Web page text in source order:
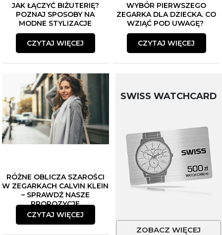
JAK ŁĄCZYĆ BIŻUTERIĘ?
POZNAJ SPOSOBY NA
MODNE STYLIZACJE
CZYTAJ WIĘCEJ
WYBÓR PIERWSZEGO
ZEGARKA DLA DZIECKA. CO
WZIĄĆ POD UWAGĘ?
CZYTAJ WIĘCEJ
RÓŻNE OBLICZA SZAROŚCI
W ZEGARKACH CALVIN KLEIN
– SPRAWDŹ NASZE
PROPOZYCJE
CZYTAJ WIĘCEJ
SWISS WATCHCARD
ZOBACZ WIĘCEJ